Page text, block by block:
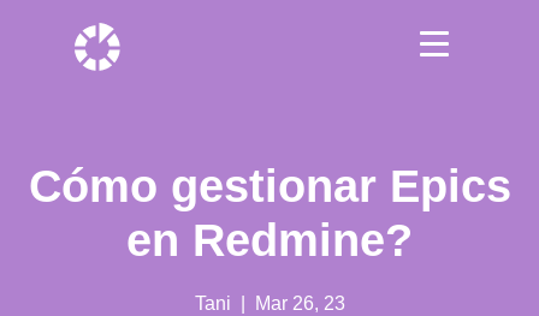
Cómo gestionar Epics
en Redmine?
Tani | Mar 26, 23